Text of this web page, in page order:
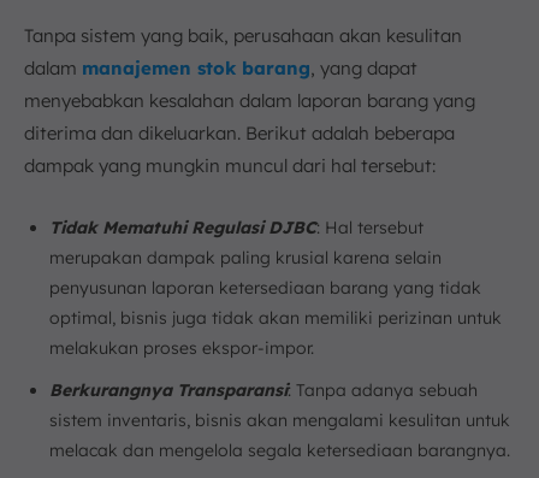
Tanpa sistem yang baik, perusahaan akan kesulitan
dalam manajemen stok barang, yang dapat
menyebabkan kesalahan dalam laporan barang yang
diterima dan dikeluarkan. Berikut adalah beberapa
dampak yang mungkin muncul dari hal tersebut:
Tidak Mematuhi Regulasi DJBC: Hal tersebut
merupakan dampak paling krusial karena selain
penyusunan laporan ketersediaan barang yang tidak
optimal, bisnis juga tidak akan memiliki perizinan untuk
melakukan proses ekspor-impor.
Berkurangnya Transparansi: Tanpa adanya sebuah
sistem inventaris, bisnis akan mengalami kesulitan untuk
melacak dan mengelola segala ketersediaan barangnya.